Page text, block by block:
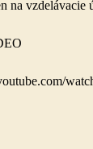
na vzdelávacie